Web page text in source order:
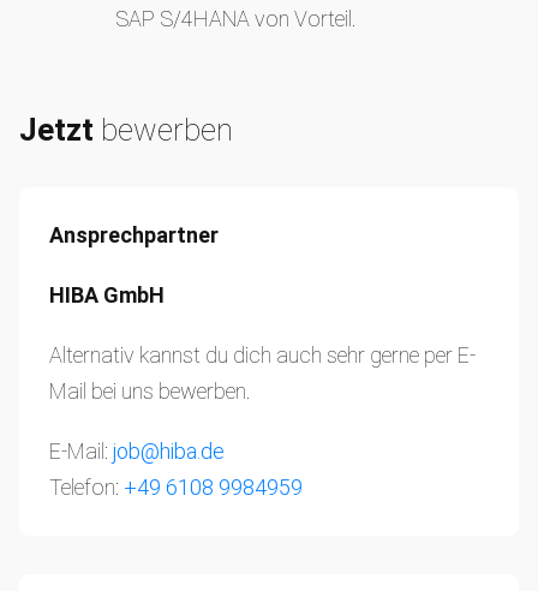
SAP S/4HANA von Vorteil.
Jetzt bewerben
Ansprechpartner
HIBA GmbH
Alternativ kannst du dich auch sehr gerne per E-
Mail bei uns bewerben.
E-Mail: job@hiba.de
Telefon: +49 6108 9984959